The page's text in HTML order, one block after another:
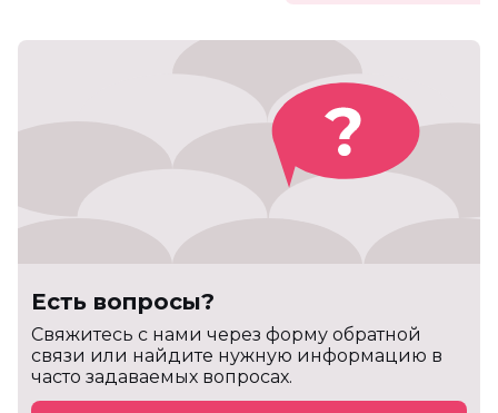
Есть вопросы?
Cвяжитесь с нами через форму обратной
связи или найдите нужную информацию в
часто задаваемых вопросах.